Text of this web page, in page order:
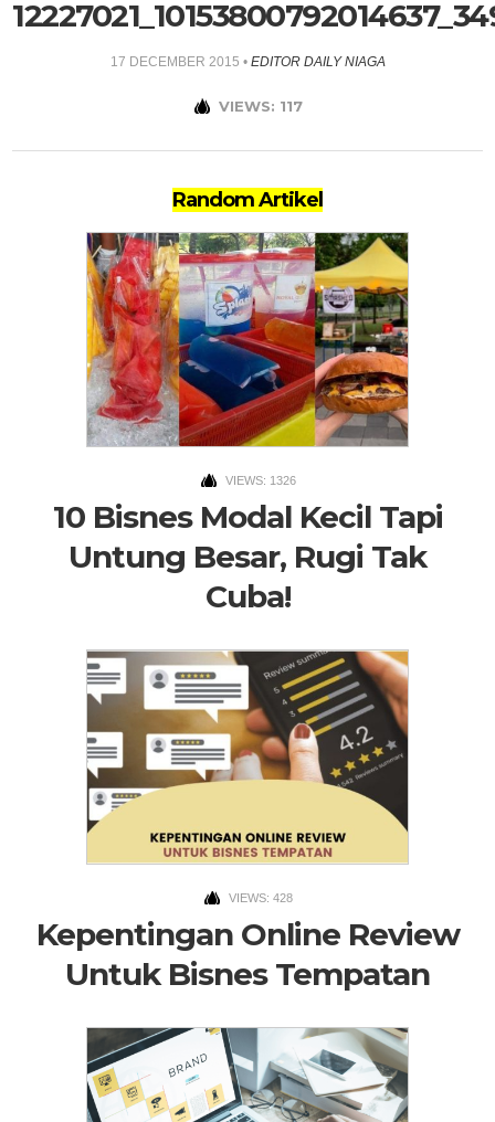
17 DECEMBER 2015 • EDITOR DAILY NIAGA
VIEWS: 117
Random Artikel
VIEWS: 1326
10 Bisnes Modal Kecil Tapi
Untung Besar, Rugi Tak
Cuba!
VIEWS: 428
Kepentingan Online Review
Untuk Bisnes Tempatan